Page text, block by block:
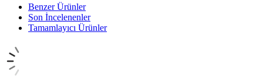
Benzer Ürünler
Son İncelenenler
Tamamlayıcı Ürünler